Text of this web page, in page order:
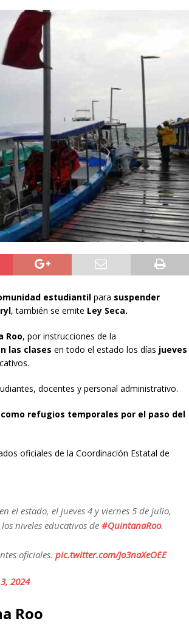
estudiantil para suspender
, también se emite Ley Seca.
Roo, por instrucciones de la
las clases en todo el estado los días jueves
docentes y personal administrativo.
refugios temporales por el paso del
oficiales de la Coordinación Estatal de
el estado, el jueves 4 y viernes 5 de julio,
niveles educativos de #QuintanaRoo.
oficiales. pic.twitter.com/Jo3naXeOEE
2024
Roo